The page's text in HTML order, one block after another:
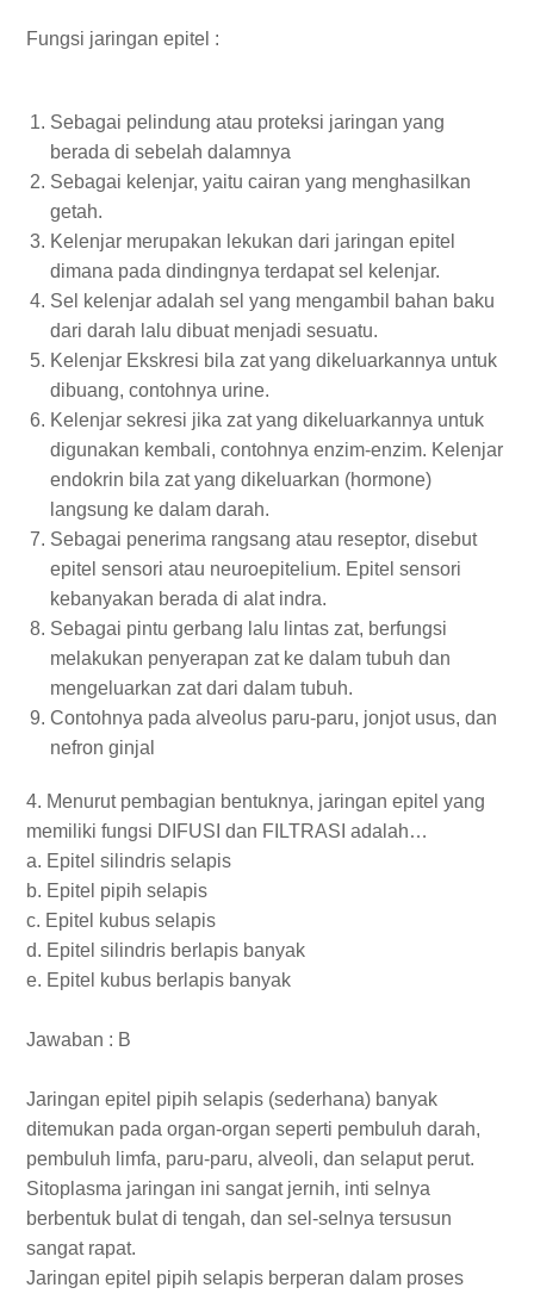
Fungsi jaringan epitel :
Sebagai pelindung atau proteksi jaringan yang
berada di sebelah dalamnya
Sebagai kelenjar, yaitu cairan yang menghasilkan
getah.
Kelenjar merupakan lekukan dari jaringan epitel
dimana pada dindingnya terdapat sel kelenjar.
Sel kelenjar adalah sel yang mengambil bahan baku
dari darah lalu dibuat menjadi sesuatu.
Kelenjar Ekskresi bila zat yang dikeluarkannya untuk
dibuang, contohnya urine.
Kelenjar sekresi jika zat yang dikeluarkannya untuk
digunakan kembali, contohnya enzim-enzim. Kelenjar
endokrin bila zat yang dikeluarkan (hormone)
langsung ke dalam darah.
Sebagai penerima rangsang atau reseptor, disebut
epitel sensori atau neuroepitelium. Epitel sensori
kebanyakan berada di alat indra.
Sebagai pintu gerbang lalu lintas zat, berfungsi
melakukan penyerapan zat ke dalam tubuh dan
mengeluarkan zat dari dalam tubuh.
Contohnya pada alveolus paru-paru, jonjot usus, dan
nefron ginjal
4. Menurut pembagian bentuknya, jaringan epitel yang
memiliki fungsi DIFUSI dan FILTRASI adalah…
a. Epitel silindris selapis
b. Epitel pipih selapis
c. Epitel kubus selapis
d. Epitel silindris berlapis banyak
e. Epitel kubus berlapis banyak
Jawaban : B
Jaringan epitel pipih selapis (sederhana) banyak
ditemukan pada organ-organ seperti pembuluh darah,
pembuluh limfa, paru-paru, alveoli, dan selaput perut.
Sitoplasma jaringan ini sangat jernih, inti selnya
berbentuk bulat di tengah, dan sel-selnya tersusun
sangat rapat.
Jaringan epitel pipih selapis berperan dalam proses